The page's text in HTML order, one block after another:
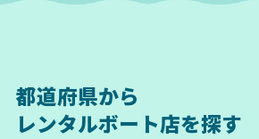
都道府県から
レンタルボート店を探す